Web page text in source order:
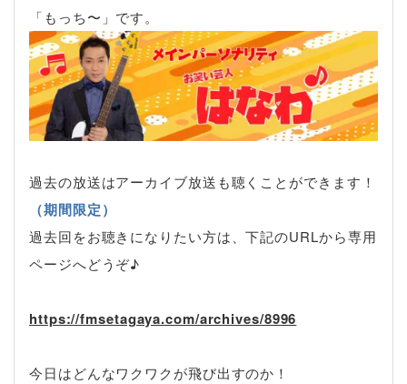
「もっち〜」です。
過去の放送はアーカイブ放送も聴くことができます！
（期間限定）
過去回をお聴きになりたい方は、下記のURLから専用
ページへどうぞ♪
https://fmsetagaya.com/archives/8996
今日はどんなワクワクが飛び出すのか！